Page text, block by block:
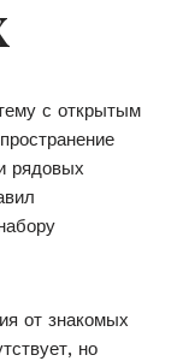
с открытым
рядовых
от знакомых
но